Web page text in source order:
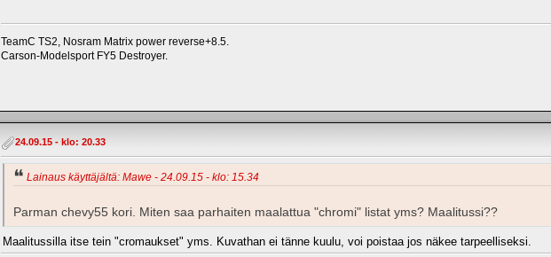
TeamC TS2, Nosram Matrix power reverse+8.5.
Carson-Modelsport FY5 Destroyer.
24.09.15 - klo: 20.33
Lainaus käyttäjältä: Mawe - 24.09.15 - klo: 15.34
Parman chevy55 kori. Miten saa parhaiten maalattua "chromi" listat yms? Maalitussi??
Maalitussilla itse tein "cromaukset" yms. Kuvathan ei tänne kuulu, voi poistaa jos näkee tarpeelliseksi.